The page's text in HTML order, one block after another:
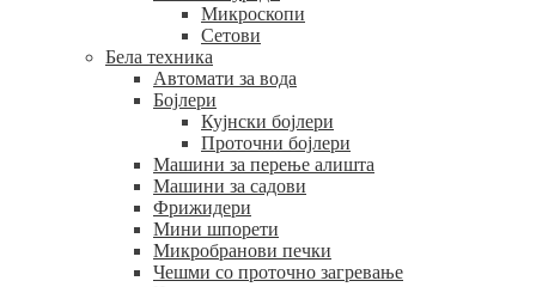
Микроскопи
Сетови
Бела техника
Автомати за вода
Бојлери
Кујнски бојлери
Проточни бојлери
Машини за перење алишта
Машини за садови
Фрижидери
Мини шпорети
Микробранови печки
Чешми со проточно загревање